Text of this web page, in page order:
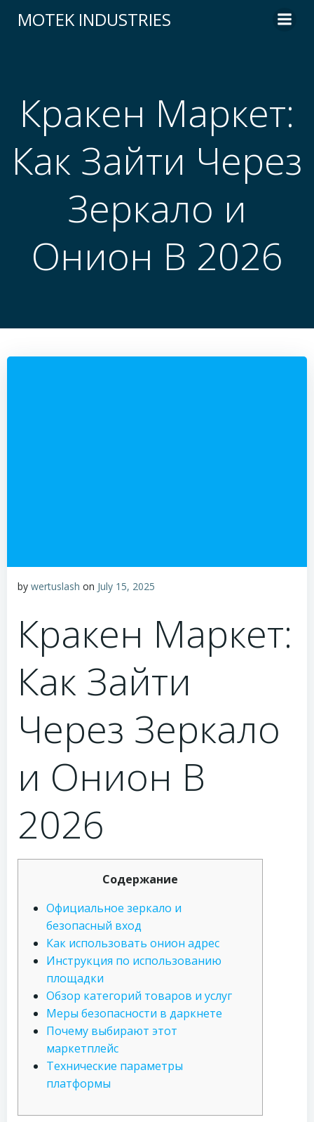
to
MOTEK INDUSTRIES
Кракен Маркет:
Как Зайти Через
Зеркало и
Онион В 2026
by wertuslash on July 15, 2025
Кракен Маркет:
Как Зайти
Через Зеркало
и Онион В
2026
Содержание
Официальное зеркало и
безопасный вход
Как использовать онион адрес
Инструкция по использованию
площадки
Обзор категорий товаров и услуг
Меры безопасности в даркнете
Почему выбирают этот
маркетплейс
Технические параметры
платформы